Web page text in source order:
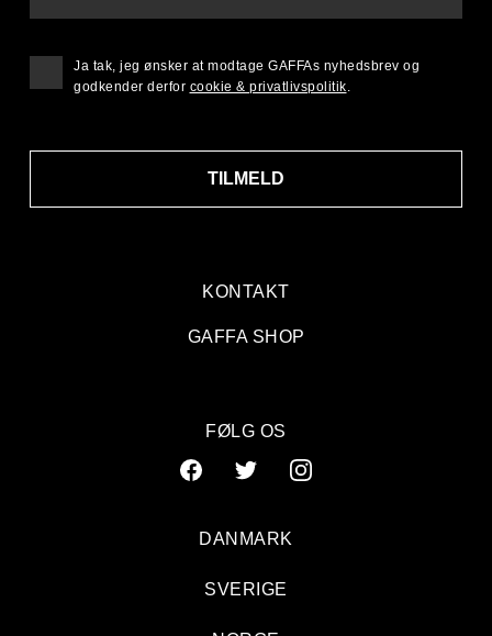
KONTAKT
GAFFA SHOP
TILMELD
Ja tak, jeg ønsker at modtage GAFFAs nyhedsbrev og
godkender derfor cookie & privatlivspolitik.
FØLG OS
DANMARK
SVERIGE